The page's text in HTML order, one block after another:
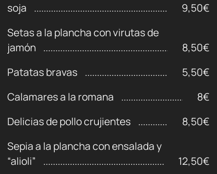
soja
9,50€
Setas a la plancha con virutas de
jamón
8,50€
Patatas bravas
5,50€
Calamares a la romana
8€
Delicias de pollo crujientes
8,50€
Sepia a la plancha con ensalada y
“alioli”
12,50€